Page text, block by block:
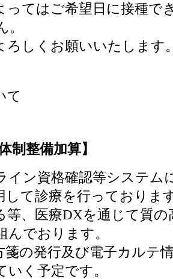
ってはご希望日に接種で
ろしくお願いいたします
て
制整備加算】
イン資格確認等システム
して診療を行っておりま
等、医療DXを通じて質
んでおります。
箋の発行及び電子カルテ
く予定です。